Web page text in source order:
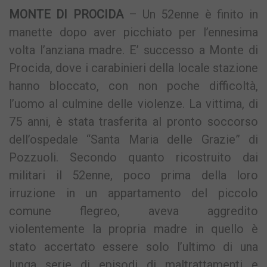
MONTE DI PROCIDA– Un 52enne è finito in
manette dopo aver picchiato per l’ennesima
volta l’anziana madre. E’ successo a Monte di
Procida, dove i carabinieri della locale stazione
hanno bloccato, con non poche difficoltà,
l’uomo al culmine delle violenze. La vittima, di
75 anni, è stata trasferita al pronto soccorso
dell’ospedale “Santa Maria delle Grazie” di
Pozzuoli. Secondo quanto ricostruito dai
militari il 52enne, poco prima della loro
irruzione in un appartamento del piccolo
comune flegreo, aveva aggredito
violentemente la propria madre in quello è
stato accertato essere solo l’ultimo di una